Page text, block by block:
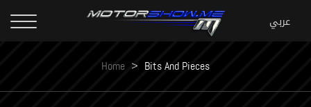
Home > Bits And Pieces